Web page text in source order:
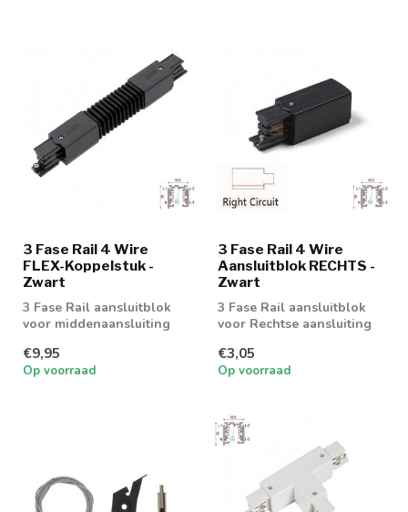
3 Fase Rail 4 Wire
FLEX-Koppelstuk -
Zwart
3 Fase Rail aansluitblok
voor middenaansluiting
€9,95
Op voorraad
3 Fase Rail 4 Wire
Aansluitblok RECHTS -
Zwart
3 Fase Rail aansluitblok
voor Rechtse aansluiting
€3,05
Op voorraad